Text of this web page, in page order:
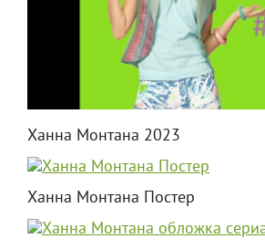
Ханна Монтана 2023
Ханна Монтана Постер